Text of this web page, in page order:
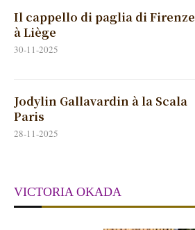
Il cappello di paglia di Firenze
à Liège
30-11-2025
Jodylin Gallavardin à la Scala
Paris
28-11-2025
VICTORIA OKADA